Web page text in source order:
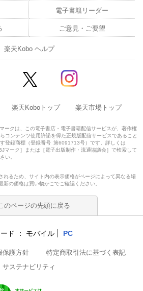
電子書籍リーダー
ご意見・ご要望
楽天Kobo ヘルプ
楽天Koboトップ 楽天市場トップ
ークは、この電子書店・電子書籍配信サービスが、著作権
コンテンツ使用許諾を得た正規版配信サービスであること
登録商標（登録番号 第6091713号）です。詳しくは
マーク］または［電子出版制作・流通協議会］で検索して
い。
れるため、サイト内の表示価格がページによって異なる場
新の価格は買い物かごでご確認ください。
のページの先頭に戻る
ド モバイル PC
保護方針
特定商取引法に基づく表記
サステナビリティ